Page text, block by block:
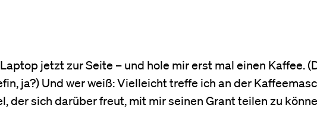
jetzt zur Seite – und hole mir erst mal einen Kaffee.
ja?) Und wer weiß: Vielleicht treffe ich an der
der sich darüber freut, mit mir seinen Grant teilen zu